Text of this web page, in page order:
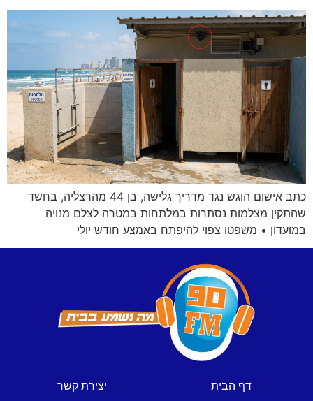
כתב אישום הוגש נגד מדריך גלישה, בן 44 מהרצליה, בחשד
שהתקין מצלמות נסתרות במלתחות במטרה לצלם מנויה
במועדון • משפטו צפוי להיפתח באמצע חודש יולי
דף הבית
יצירת קשר